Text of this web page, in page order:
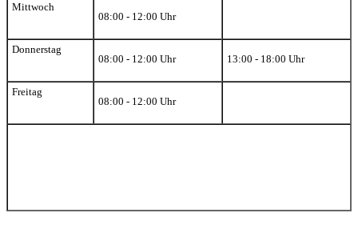
Mittwoch
08:00 - 12:00 Uhr
Donnerstag
08:00 - 12:00 Uhr
13:00 - 18:00 Uhr
Freitag
08:00 - 12:00 Uhr